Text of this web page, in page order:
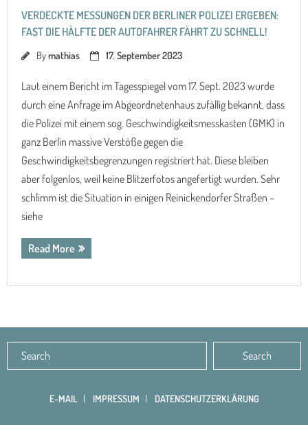
VERDECKTE MESSUNGEN DER BERLINER POLIZEI ERGEBEN:
FAST DIE HÄLFTE DER AUTOFAHRER FÄHRT ZU SCHNELL!
Bymathias 17. September 2023
Laut einem Bericht im Tagesspiegel vom 17. Sept. 2023 wurde
durch eine Anfrage im Abgeordnetenhaus zufällig bekannt, dass
die Polizei mit einem sog. Geschwindigkeitsmesskasten (GMK) in
ganz Berlin massive Verstöße gegen die
Geschwindigkeitsbegrenzungen registriert hat. Diese bleiben
aber folgenlos, weil keine Blitzerfotos angefertigt wurden. Sehr
schlimm ist die Situation in einigen Reinickendorfer Straßen –
siehe
Read More
E-MAIL IMPRESSUM DATENSCHUTZERKLÄRUNG